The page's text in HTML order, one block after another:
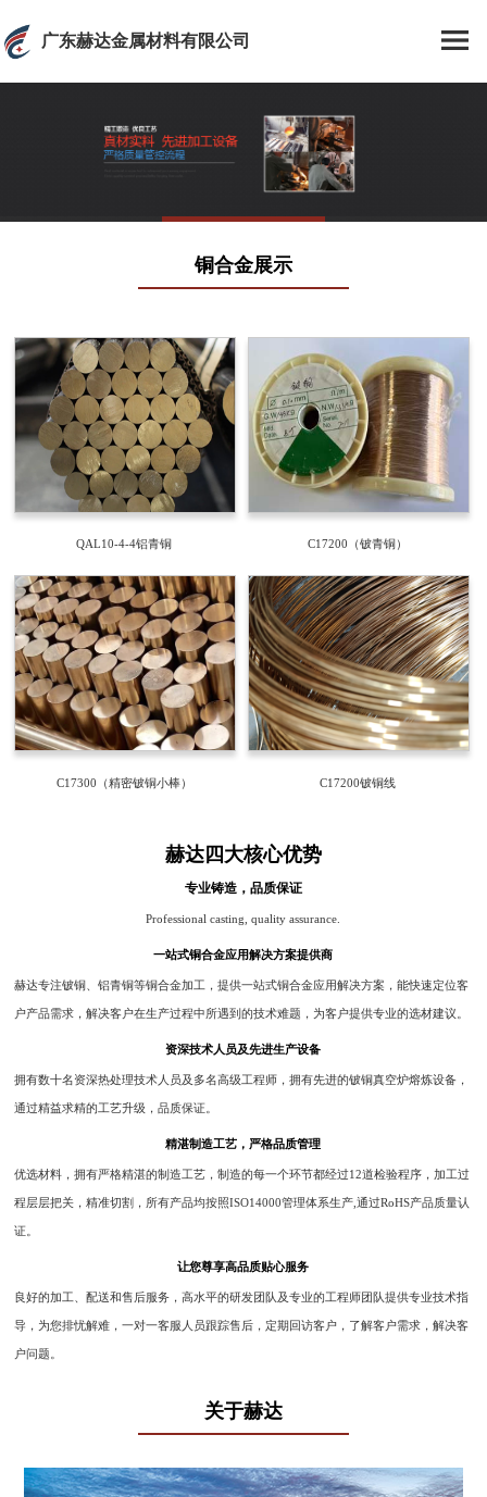
广东赫达金属材料有限公司
铜合金展示
QAL10-4-4铝青铜 C17200（铍青铜）
C17300（精密铍铜小棒） C17200铍铜线
赫达四大核心优势
专业铸造，品质保证
Professional casting, quality assurance.
一站式铜合金应用解决方案提供商
赫达专注铍铜、铝青铜等铜合金加工，提供一站式铜合金应用解决方案，能快速定位客
户产品需求，解决客户在生产过程中所遇到的技术难题，为客户提供专业的选材建议。
资深技术人员及先进生产设备
拥有数十名资深热处理技术人员及多名高级工程师，拥有先进的铍铜真空炉熔炼设备，
通过精益求精的工艺升级，品质保证。
精湛制造工艺，严格品质管理
优选材料，拥有严格精湛的制造工艺，制造的每一个环节都经过12道检验程序，加工过
程层层把关，精准切割，所有产品均按照ISO14000管理体系生产,通过RoHS产品质量认
证。
让您尊享高品质贴心服务
良好的加工、配送和售后服务，高水平的研发团队及专业的工程师团队提供专业技术指
导，为您排忧解难，一对一客服人员跟踪售后，定期回访客户，了解客户需求，解决客
户问题。
关于赫达